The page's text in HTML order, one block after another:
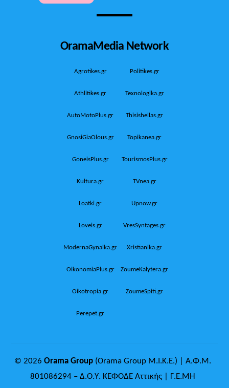
OramaMedia Network
Agrotikes.gr Politikes.gr
Athlitikes.gr Texnologika.gr
AutoMotoPlus.gr Thisishellas.gr
GnosiGiaOlous.gr Topikanea.gr
GoneisPlus.gr TourismosPlus.gr
Kultura.gr TVnea.gr
Loatki.gr Upnow.gr
Loveis.gr VresSyntages.gr
ModernaGynaika.gr Xristianika.gr
OikonomiaPlus.gr ZoumeKalytera.gr
Oikotropia.gr ZoumeSpiti.gr
Perepet.gr
© 2026Orama Group (Orama Group Μ.Ι.Κ.Ε.) | Α.Φ.Μ.
801086294 – Δ.Ο.Υ. ΚΕΦΟΔΕ Αττικής | Γ.Ε.ΜΗ